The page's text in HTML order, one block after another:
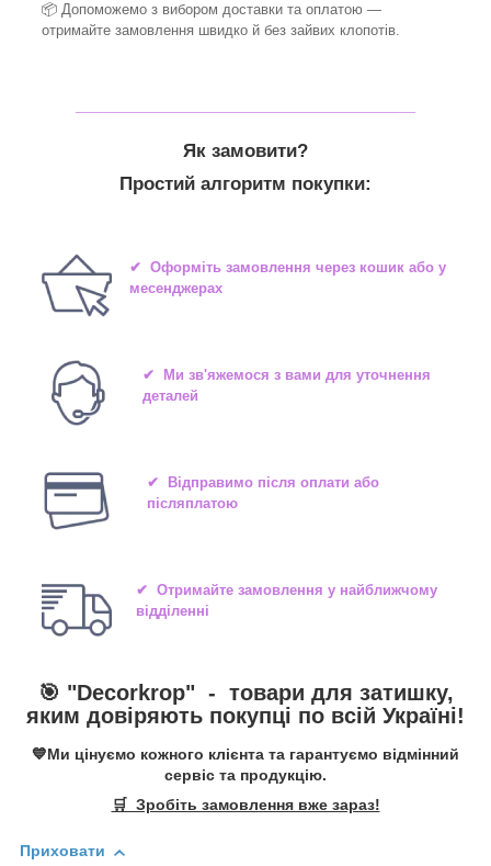
📦 Допоможемо з вибором доставки та оплатою —
отримайте замовлення швидко й без зайвих клопотів.
Як замовити?
Простий алгоритм покупки:
✔ Оформіть замовлення через кошик або у
месенджерах
✔ Ми зв'яжемося з вами для уточнення
деталей
✔ Відправимо після оплати або
післяплатою
✔ Отримайте замовлення у найближчому
відділенні
🎯 "Decorkrop" - товари для затишку,
яким довіряють покупці по всій Україні!
💙Ми цінуємо кожного клієнта та гарантуємо відмінний
сервіс та продукцію.
🛒 Зробіть замовлення вже зараз!
Приховати